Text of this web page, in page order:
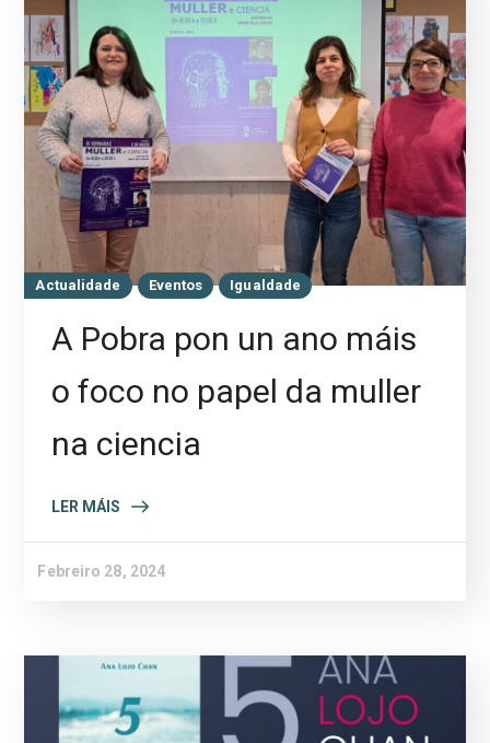
Actualidade Eventos Igualdade
A Pobra pon un ano máis
o foco no papel da muller
na ciencia
LER MÁIS
Febreiro 28, 2024